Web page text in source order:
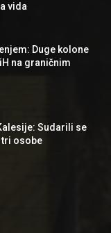
vida
Duge kolone
na graničnim
Sudarili se
tri osobe